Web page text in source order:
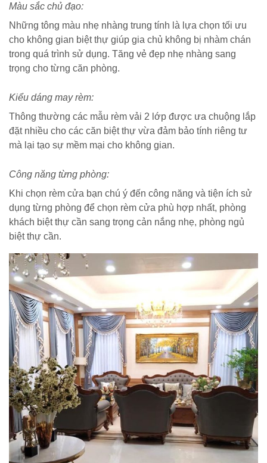
Màu sắc chủ đạo:
Những tông màu nhẹ nhàng trung tính là lựa chọn tối ưu
cho không gian biệt thự giúp gia chủ không bị nhàm chán
trong quá trình sử dụng. Tăng vẻ đẹp nhẹ nhàng sang
trọng cho từng căn phòng.
Kiểu dáng may rèm:
Thông thường các mẫu rèm vải 2 lớp được ưa chuộng lắp
đặt nhiều cho các căn biệt thự vừa đảm bảo tính riêng tư
mà lại tạo sự mềm mại cho không gian.
Công năng từng phòng:
Khi chọn rèm cửa bạn chú ý đến công năng và tiện ích sử
dụng từng phòng để chọn rèm cửa phù hợp nhất, phòng
khách biệt thự cần sang trọng cản nắng nhẹ, phòng ngủ
biệt thự cần.